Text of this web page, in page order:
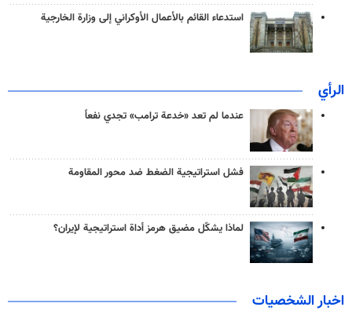
استدعاء القائم بالأعمال الأوكراني إلى وزارة الخارجية
الرأي
عندما لم تعد «خدعة ترامب» تجدي نفعاً
فشل استراتيجية الضغط ضد محور المقاومة
لماذا يشكّل مضيق هرمز أداة استراتيجية لإيران؟
اخبار الشخصيات